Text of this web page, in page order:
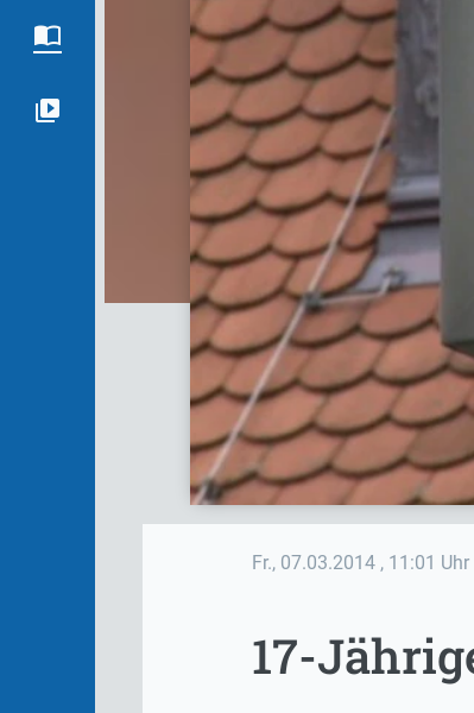
Fr., 07.03.2014 , 11:01 Uhr
17-